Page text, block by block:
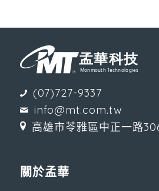
(07)727-9337
info@mt.com.tw
高雄市苓雅區中正一路
關於孟華